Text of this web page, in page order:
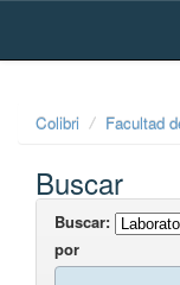
Skip
Colibri Facultad
Buscar
Buscar:
por